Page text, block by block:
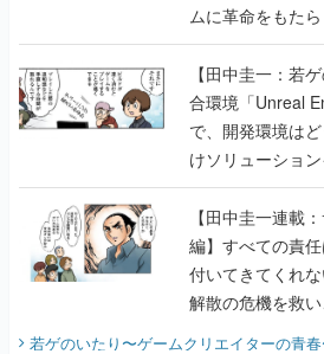
合環境「Unreal
で、開発環境は
けソリューショ
に行って、より
【田中圭一連載
編】すべての責
付いてきてくれ
解散の危機を救
開く。業界の快男
『少年ジャンプ
り】
若ゲのいたり〜ゲームクリエイターの青